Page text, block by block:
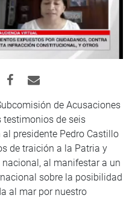
de Acusaciones
testimonios de seis
presidente Pedro Castillo
de traición a la Patria y
al manifestar a un
sobre la posibilidad
al mar por nuestro